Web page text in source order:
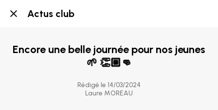
Actus club
Encore une belle journée pour nos jeunes
🌱 👏🏼👊
Rédigé le 14/03/2024
Laure MOREAU